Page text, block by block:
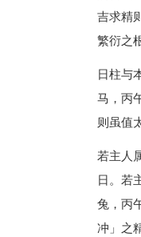
吉求精
繁衍之
日柱与
马，丙
则虽值
若主人
日。若
兔，丙
冲」之